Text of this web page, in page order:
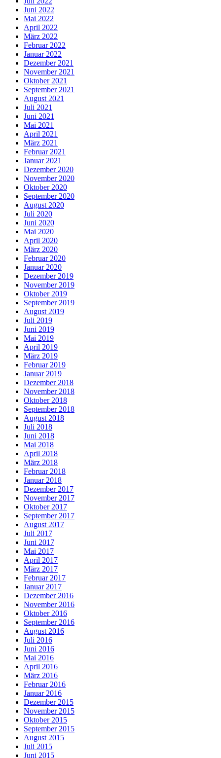
Juni 2022
Mai 2022
April 2022
März 2022
Februar 2022
Januar 2022
Dezember 2021
November 2021
Oktober 2021
September 2021
August 2021
Juli 2021
Juni 2021
Mai 2021
April 2021
März 2021
Februar 2021
Januar 2021
Dezember 2020
November 2020
Oktober 2020
September 2020
August 2020
Juli 2020
Juni 2020
Mai 2020
April 2020
März 2020
Februar 2020
Januar 2020
Dezember 2019
November 2019
Oktober 2019
September 2019
August 2019
Juli 2019
Juni 2019
Mai 2019
April 2019
März 2019
Februar 2019
Januar 2019
Dezember 2018
November 2018
Oktober 2018
September 2018
August 2018
Juli 2018
Juni 2018
Mai 2018
April 2018
März 2018
Februar 2018
Januar 2018
Dezember 2017
November 2017
Oktober 2017
September 2017
August 2017
Juli 2017
Juni 2017
Mai 2017
April 2017
März 2017
Februar 2017
Januar 2017
Dezember 2016
November 2016
Oktober 2016
September 2016
August 2016
Juli 2016
Juni 2016
Mai 2016
April 2016
März 2016
Februar 2016
Januar 2016
Dezember 2015
November 2015
Oktober 2015
September 2015
August 2015
Juli 2015
Juni 2015